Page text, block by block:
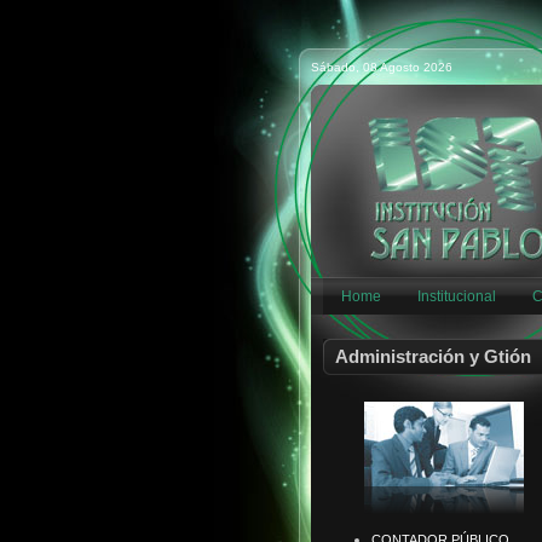
Sábado, 08 Agosto 2026
Home Institucional
Administración y Gtión